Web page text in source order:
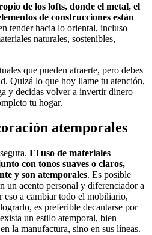
de los lofts, donde el metal, el
de construcciones están
tender hacia lo oriental, incluso
naturales, sostenibles,
que pueden atraerte, pero debes
Quizá lo que hoy llame tu atención,
y decidas volver a invertir dinero
tu hogar.
atemporales
El uso de materiales
con tonos suaves o claros,
y son atemporales. Es posible
un acento personal y diferenciador a
eso a cambiar todo el mobiliario,
es preferible decantarse por
un estilo atemporal, bien
la manufactura, sino en sus líneas.